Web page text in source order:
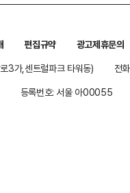
편집규약
광고제휴문의
3가,센트럴파크 타워동)
전
등록번호: 서울 아00055